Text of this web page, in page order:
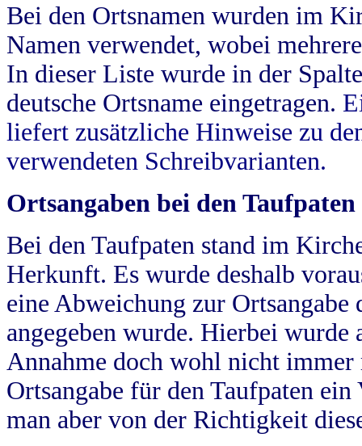
Bei den Ortsnamen wurden im
Namen verwendet, wobei
In dieser Liste wurde in der
deutsche Ortsname eingetragen.
liefert zusätzliche Hinweise zu
verwendeten Schreibvarianten.
Ortsangaben bei den Taufpaten
Bei den Taufpaten stand im
Herkunft. Es wurde deshalb
eine Abweichung zur
angegeben wurde. Hierbei wurde
Annahme doch wohl nicht
Ortsangabe für den Taufpaten
man aber von der Richtigkeit